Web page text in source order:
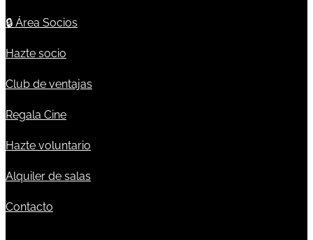
🔒 Área Socios
Hazte socio
Club de ventajas
Regala Cine
Hazte voluntario
Alquiler de salas
Contacto